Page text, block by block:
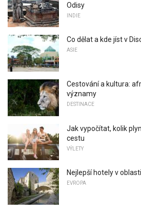
Odisy
INDIE
Co dělat a kde jíst v
ASIE
Cestování a kultura:
významy
DESTINACE
Jak vypočítat, kolik
cestu
VÝLETY
Nejlepší hotely v
EVROPA